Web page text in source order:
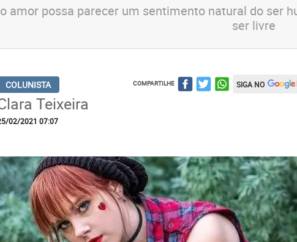
amor possa parecer um sentimento natural do ser
ser livre
Teixeira
02/2021 07:07
COMPARTILHE SIGA NO